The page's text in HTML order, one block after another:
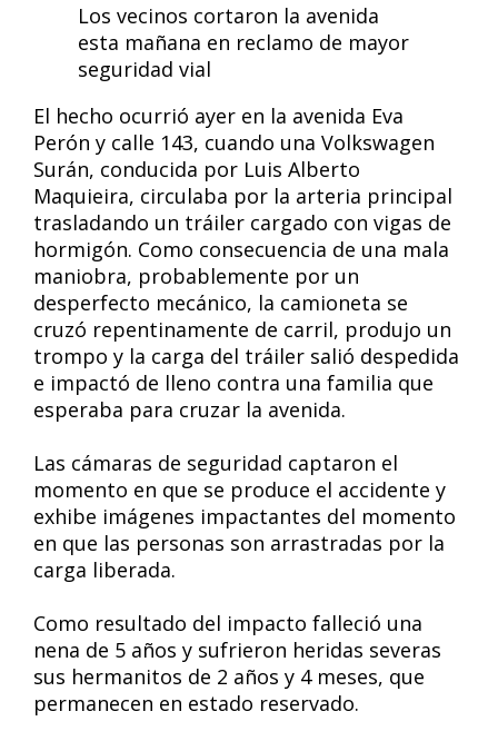
Los vecinos cortaron la avenida
esta mañana en reclamo de mayor
seguridad vial
El hecho ocurrió ayer en la avenida Eva
Perón y calle 143, cuando una Volkswagen
Surán, conducida por Luis Alberto
Maquieira, circulaba por la arteria principal
trasladando un tráiler cargado con vigas de
hormigón. Como consecuencia de una mala
maniobra, probablemente por un
desperfecto mecánico, la camioneta se
cruzó repentinamente de carril, produjo un
trompo y la carga del tráiler salió despedida
e impactó de lleno contra una familia que
esperaba para cruzar la avenida.
Las cámaras de seguridad captaron el
momento en que se produce el accidente y
exhibe imágenes impactantes del momento
en que las personas son arrastradas por la
carga liberada.
Como resultado del impacto falleció una
nena de 5 años y sufrieron heridas severas
sus hermanitos de 2 años y 4 meses, que
permanecen en estado reservado.